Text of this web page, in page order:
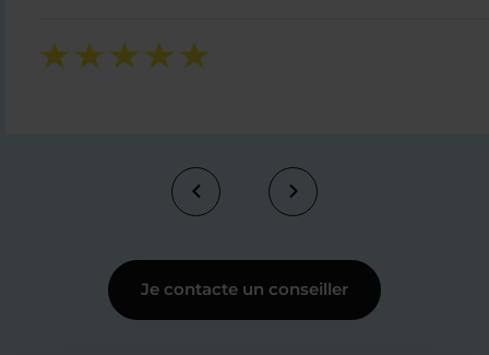
Je contacte un conseiller